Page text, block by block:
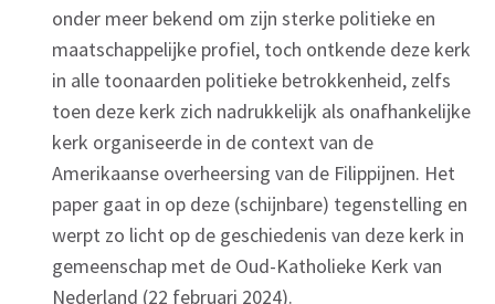
onder meer bekend om zijn sterke politieke en
maatschappelijke profiel, toch ontkende deze kerk
in alle toonaarden politieke betrokkenheid, zelfs
toen deze kerk zich nadrukkelijk als onafhankelijke
kerk organiseerde in de context van de
Amerikaanse overheersing van de Filippijnen. Het
paper gaat in op deze (schijnbare) tegenstelling en
werpt zo licht op de geschiedenis van deze kerk in
gemeenschap met de Oud-Katholieke Kerk van
Nederland (22 februari 2024).